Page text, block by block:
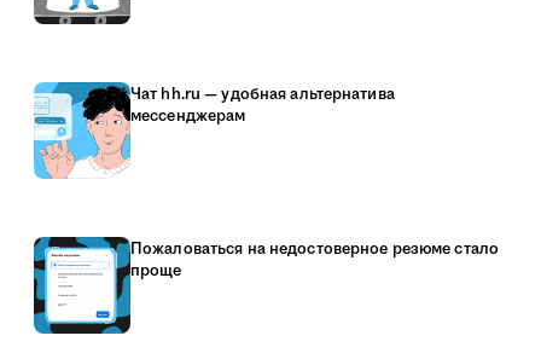
Чат hh.ru — удобная альтернатива
мессенджерам
Пожаловаться на недостоверное резюме стало
проще